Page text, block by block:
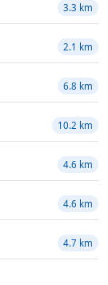
3.3 km
2.1 km
6.8 km
10.2 km
4.6 km
4.6 km
4.7 km